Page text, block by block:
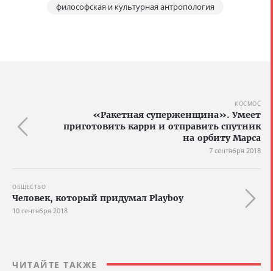
философская и культурная антропология
КОСМОС
«Ракетная суперженщина». Умеет
приготовить карри и отправить спутник
на орбиту Марса
7 сентября 2018
ОБЩЕСТВО
Человек, который придумал Playboy
10 сентября 2018
ЧИТАЙТЕ ТАКЖЕ